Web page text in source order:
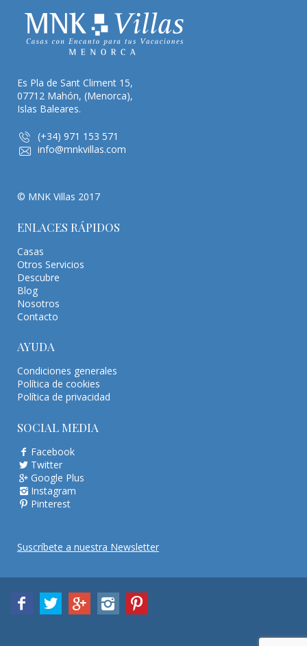
Es Pla de Sant Climent 15,
07712 Mahón, (Menorca),
Islas Baleares.
(+34) 971 153 571
info@mnkvillas.com
© MNK Villas 2017
ENLACES RÁPIDOS
Casas
Otros Servicios
Descubre
Blog
Nosotros
Contacto
AYUDA
Condiciones generales
Política de cookies
Política de privacidad
SOCIAL MEDIA
Facebook
Twitter
Google Plus
Instagram
Pinterest
Suscríbete a nuestra Newsletter